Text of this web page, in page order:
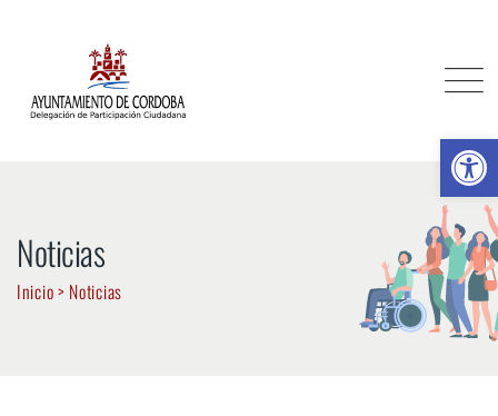
Noticias
Inicio> Noticias